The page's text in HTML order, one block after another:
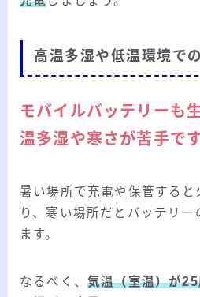
高温多湿や低温環境で
モバイルバッテリーも
温多湿や寒さが苦手です
暑い場所で充電や保管すると
り、寒い場所だとバッテリー
ます。
なるべく、 気温（室温）が